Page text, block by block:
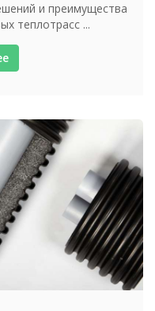
и преимущества
теплотрасс ...